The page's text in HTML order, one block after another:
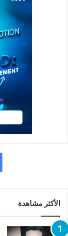
الأكثر مشاهدة